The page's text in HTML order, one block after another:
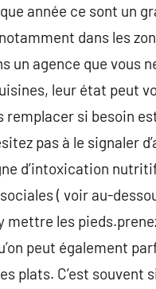
année ce sont un
dans les
agence que vous
leur état peut
si besoin
pas à le signaler
d’intoxication
( voir au-
mettre les
peut également
plats. C’est souvent